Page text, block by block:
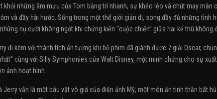
khỏi những âm mưu của Tom bằng trí nhanh, sự khéo léo và chút may mắn
và đầy hài hước. Sống trong một thế giới giản dị, song đầy đủ những tình
nụ cười không ngớt khi chứng kiến “cuộc chiến” giữa hai kẻ thù không
đi kèm với thành tích ấn tượng khi bộ phim đã giành được 7 giải Oscar,
cùng với Silly Symphonies của Walt Disney, một minh chứng cho sự
ảnh hoạt hình.
Jerry vẫn là một báu vật vô giá của điện ảnh Mỹ, một món ăn tinh thần bất